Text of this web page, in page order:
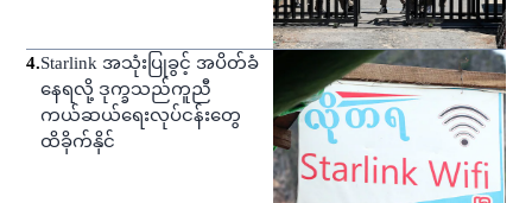
4.Starlink အသုံးပြုခွင့် အပိတ်ခံ
နေရလို့ ဒုက္ခသည်ကူညီ
ကယ်ဆယ်ရေးလုပ်ငန်းတွေ
ထိခိုက်နိုင်